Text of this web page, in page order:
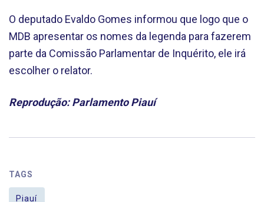
O deputado Evaldo Gomes informou que logo que o
MDB apresentar os nomes da legenda para fazerem
parte da Comissão Parlamentar de Inquérito, ele irá
escolher o relator.
Reprodução: Parlamento Piauí
TAGS
Piauí